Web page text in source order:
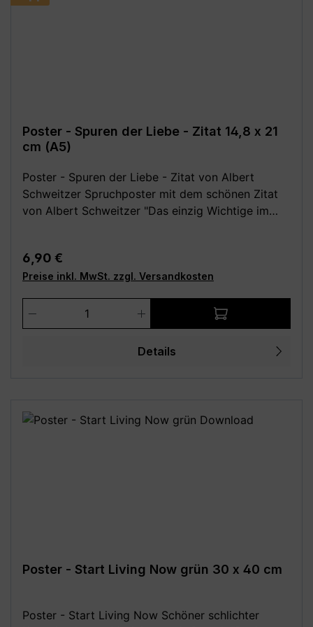
Poster - Spuren der Liebe - Zitat 14,8 x 21
cm (A5)
Poster - Spuren der Liebe - Zitat von Albert
Schweitzer Spruchposter mit dem schönen Zitat
von Albert Schweitzer "Das einzig Wichtige im
ist für alle Zimmer eine schöne Wanddekoration.
Festes, hochwertiges 250 g Papier (matt). Poster
ohne Rahmen und Deko. Wähle aus den folgenden
verschiedenen Größen (B x H): - 14,8 x 21 cm (DIN
A5) - 20 x 25 cm - 21 x 29,7 cm (DIN A4) - 29,7 x
42 cm (DIN A3) - 30 x 40 cm - 42 x 59,4 cm (DIN
Farbabweichungen vom dargestellten Artikelbild
Regulärer Preis:
6,90 €
Preise inkl. MwSt. zzgl. Versandkosten
Produkt Anzahl: Gib den
Details
Poster - Start Living Now grün 30 x 40 cm
Poster - Start Living Now Schöner schlichter